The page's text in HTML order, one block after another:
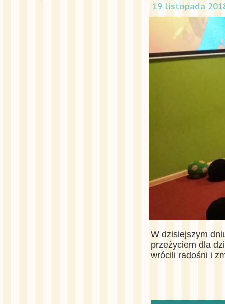
19 listopada
W dzisiejszym
przeżyciem dla
wrócili radośni i